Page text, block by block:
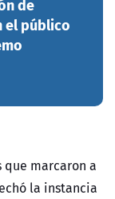
el público
que marcaron a
la instancia